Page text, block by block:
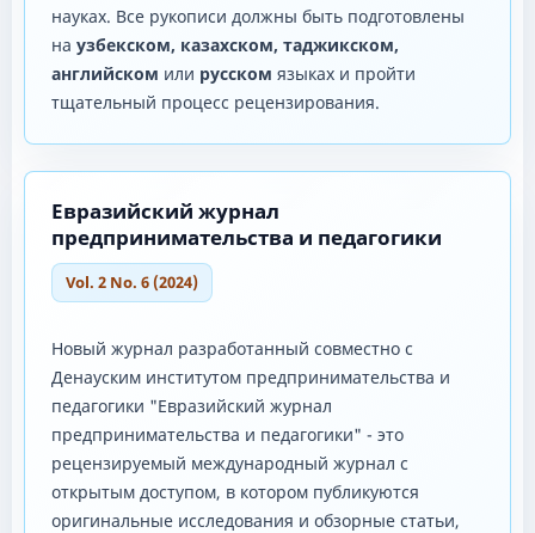
науках. Все рукописи должны быть подготовлены
на узбекском, казахском, таджикском,
английском или русском языках и пройти
тщательный процесс рецензирования.
Евразийский журнал
предпринимательства и педагогики
Vol. 2 No. 6 (2024)
Новый журнал разработанный совместно с
Денауским институтом предпринимательства и
педагогики "Евразийский журнал
предпринимательства и педагогики" - это
рецензируемый международный журнал с
открытым доступом, в котором публикуются
оригинальные исследования и обзорные статьи,